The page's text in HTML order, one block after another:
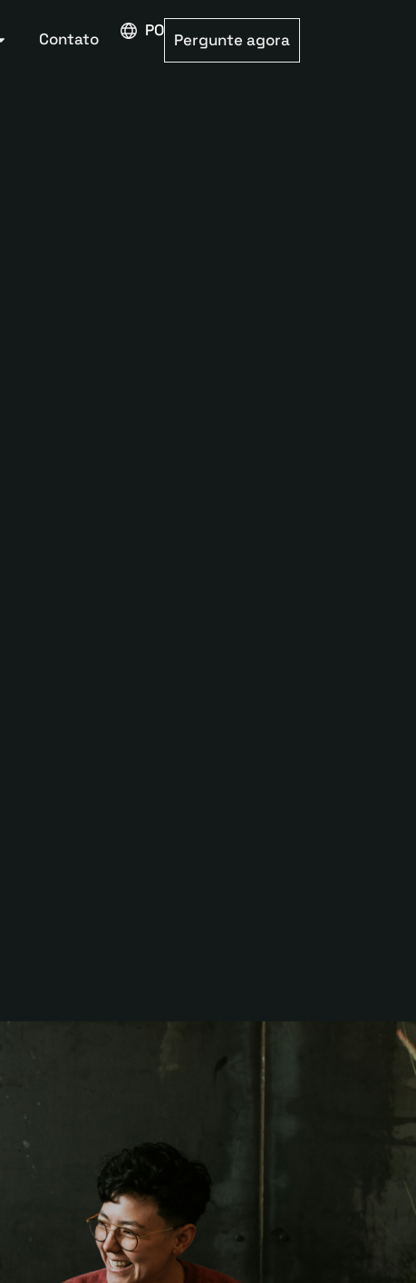
Contato PORTUGUÊS
Pergunte agora